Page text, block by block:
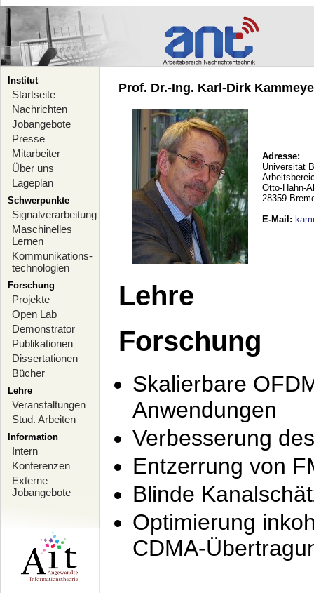
Institut
Startseite
Nachrichten
Jobangebote
Presse
Mitarbeiter
Über uns
Lageplan
Schwerpunkte
Signalverarbeitung
Maschinelles
Lernen
Kommunikations-
technologien
Forschung
Projekte
Open Lab
Demonstrator
Publikationen
Dissertationen
Bücher
Lehre
Veranstaltungen
Stud. Arbeiten
Information
Intern
Konferenzen
Externe
Jobangebote
Prof. Dr.-Ing. Karl-Dirk
Adresse:
Universität
Otto-Hahn-
28359
E-Mail :
Lehre
Forschung
Skalierbare
Anwendungen
Verbesserung
Entzerrung von
Blinde
Optimierung
CDMA-